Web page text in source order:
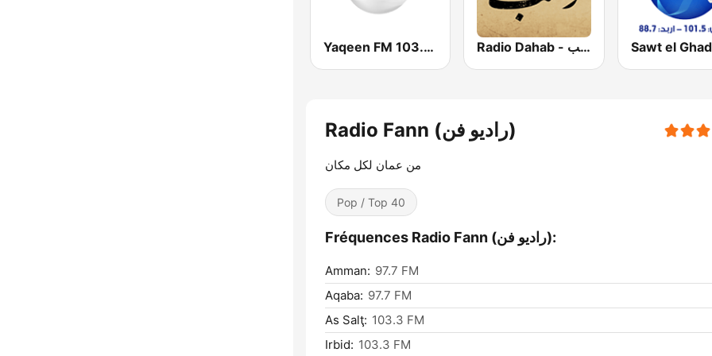
Yaqeen FM 103.7 (يقين) Radio Dahab - راديو دهب
Radio Fann (راديو فن)
من عمان لكل مكان
Pop / Top 40
Fréquences Radio Fann (راديو فن):
Amman: 97.7 FM
Aqaba: 97.7 FM
As Salţ: 103.3 FM
Irbid: 103.3 FM